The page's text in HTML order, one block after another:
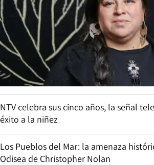
NTV celebra sus cinco años, la señal
éxito a la niñez
Los Pueblos del Mar: la amenaza
Odisea de Christopher Nolan